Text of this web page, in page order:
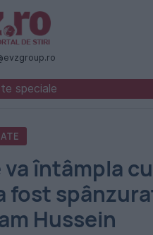
speciale
va întâmpla
fost
Hussein